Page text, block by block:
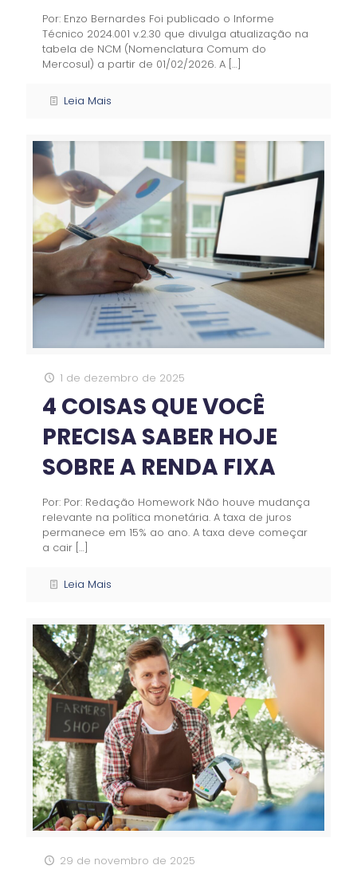
Por: Enzo Bernardes Foi publicado o Informe
Técnico 2024.001 v.2.30 que divulga atualização na
tabela de NCM (Nomenclatura Comum do
Mercosul) a partir de 01/02/2026. A […]
Leia Mais
1 de dezembro de 2025
4 COISAS QUE VOCÊ
PRECISA SABER HOJE
SOBRE A RENDA FIXA
Por: Por: Redação Homework Não houve mudança
relevante na política monetária. A taxa de juros
permanece em 15% ao ano. A taxa deve começar
a cair […]
Leia Mais
29 de novembro de 2025